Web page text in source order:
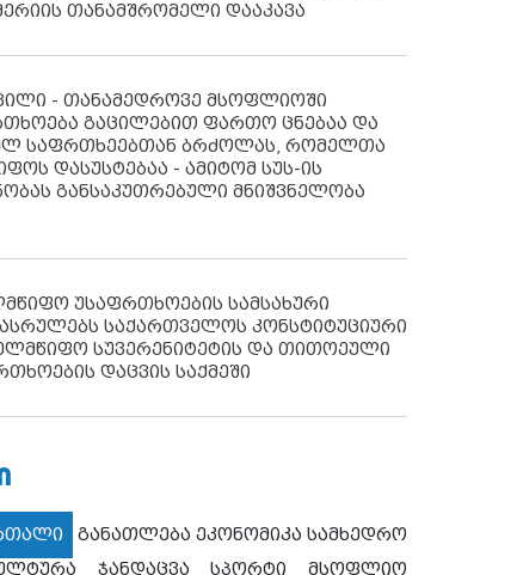
თანამშრომელი დააკავა
- თანამედროვე მსოფლიოში
გაცილებით ფართო ცნებაა და
საფრთხეებთან ბრძოლას, რომელთა
დასუსტებაა - ამიტომ სუს-ის
განსაკუთრებული მნიშვნელობა
უსაფრთხოების სამსახური
საქართველოს კონსტიტუციური
სუვერენიტეტის და თითოეული
დაცვის საქმეში
განათლება ეკონომიკა სამხედრო
ჯანდაცვა სპორტი მსოფლიო